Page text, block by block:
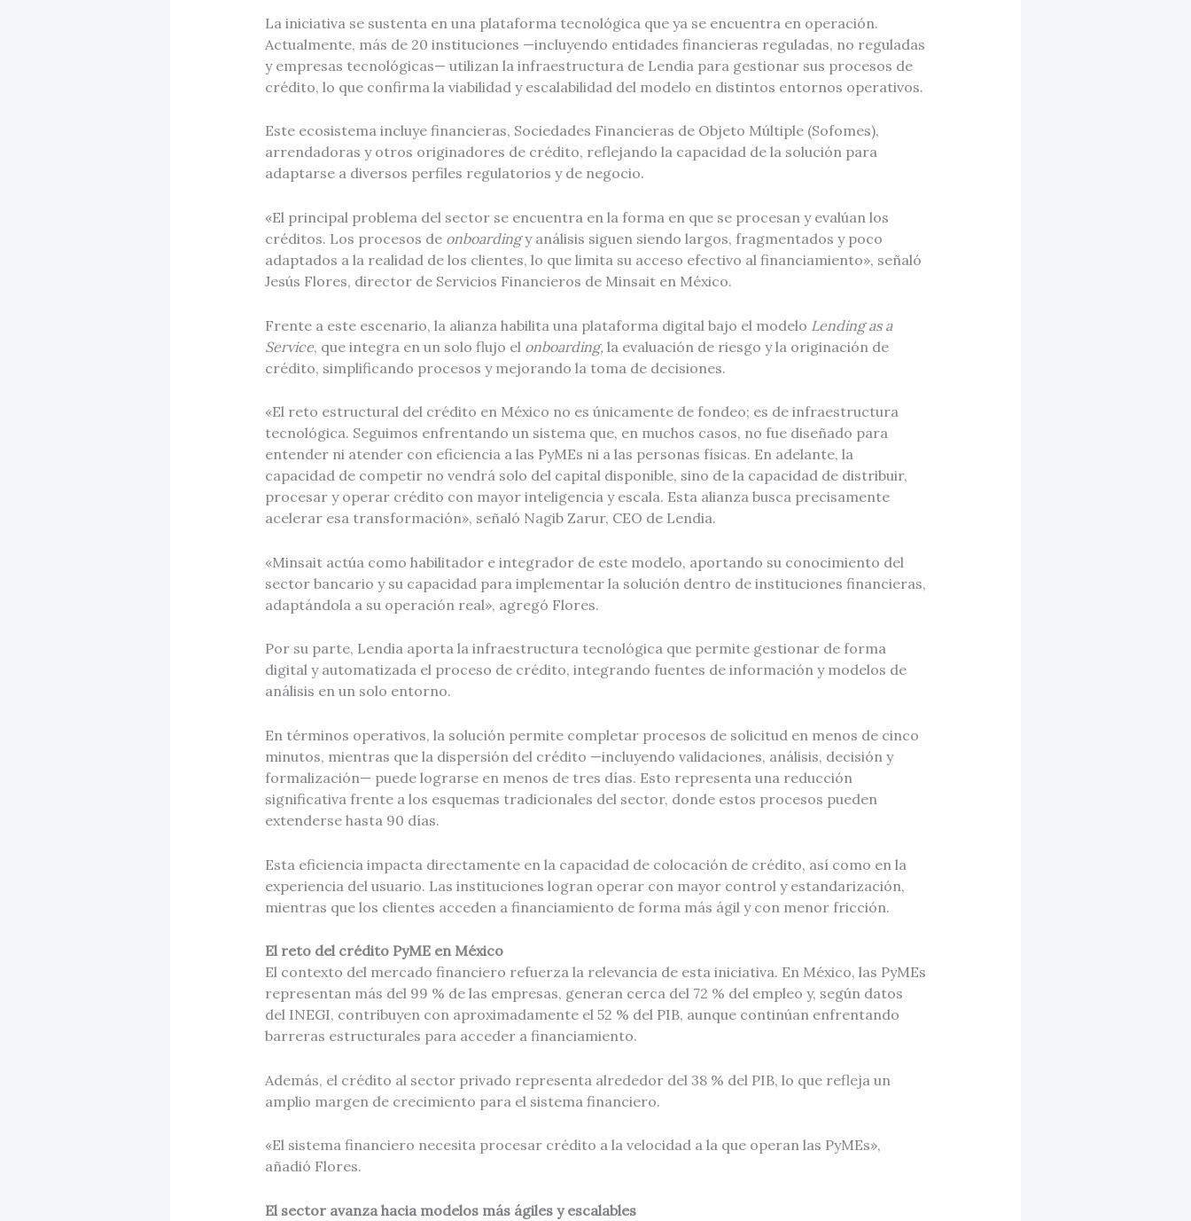
La iniciativa se sustenta en una plataforma tecnológica que ya se encuentra en operación.
Actualmente, más de 20 instituciones —incluyendo entidades financieras reguladas, no reguladas
y empresas tecnológicas— utilizan la infraestructura de Lendia para gestionar sus procesos de
crédito, lo que confirma la viabilidad y escalabilidad del modelo en distintos entornos operativos.
Este ecosistema incluye financieras, Sociedades Financieras de Objeto Múltiple (Sofomes),
arrendadoras y otros originadores de crédito, reflejando la capacidad de la solución para
adaptarse a diversos perfiles regulatorios y de negocio.
«El principal problema del sector se encuentra en la forma en que se procesan y evalúan los
créditos. Los procesos de onboardingy análisis siguen siendo largos, fragmentados y poco
adaptados a la realidad de los clientes, lo que limita su acceso efectivo al financiamiento», señaló
Jesús Flores, director de Servicios Financieros de Minsait en México.
Frente a este escenario, la alianza habilita una plataforma digital bajo el modelo Lending as a
Service, que integra en un solo flujo el onboarding, la evaluación de riesgo y la originación de
crédito, simplificando procesos y mejorando la toma de decisiones.
«El reto estructural del crédito en México no es únicamente de fondeo; es de infraestructura
tecnológica. Seguimos enfrentando un sistema que, en muchos casos, no fue diseñado para
entender ni atender con eficiencia a las PyMEs ni a las personas físicas. En adelante, la
capacidad de competir no vendrá solo del capital disponible, sino de la capacidad de distribuir,
procesar y operar crédito con mayor inteligencia y escala. Esta alianza busca precisamente
acelerar esa transformación», señaló Nagib Zarur, CEO de Lendia.
«Minsait actúa como habilitador e integrador de este modelo, aportando su conocimiento del
sector bancario y su capacidad para implementar la solución dentro de instituciones financieras,
adaptándola a su operación real», agregó Flores.
Por su parte, Lendia aporta la infraestructura tecnológica que permite gestionar de forma
digital y automatizada el proceso de crédito, integrando fuentes de información y modelos de
análisis en un solo entorno.
En términos operativos, la solución permite completar procesos de solicitud en menos de cinco
minutos, mientras que la dispersión del crédito —incluyendo validaciones, análisis, decisión y
formalización— puede lograrse en menos de tres días. Esto representa una reducción
significativa frente a los esquemas tradicionales del sector, donde estos procesos pueden
extenderse hasta 90 días.
Esta eficiencia impacta directamente en la capacidad de colocación de crédito, así como en la
experiencia del usuario. Las instituciones logran operar con mayor control y estandarización,
mientras que los clientes acceden a financiamiento de forma más ágil y con menor fricción.
El reto del crédito PyME en México
El contexto del mercado financiero refuerza la relevancia de esta iniciativa. En México, las PyMEs
representan más del 99 % de las empresas, generan cerca del 72 % del empleo y, según datos
del INEGI, contribuyen con aproximadamente el 52 % del PIB, aunque continúan enfrentando
barreras estructurales para acceder a financiamiento.
Además, el crédito al sector privado representa alrededor del 38 % del PIB, lo que refleja un
amplio margen de crecimiento para el sistema financiero.
«El sistema financiero necesita procesar crédito a la velocidad a la que operan las PyMEs»,
añadió Flores.
El sector avanza hacia modelos más ágiles y escalables